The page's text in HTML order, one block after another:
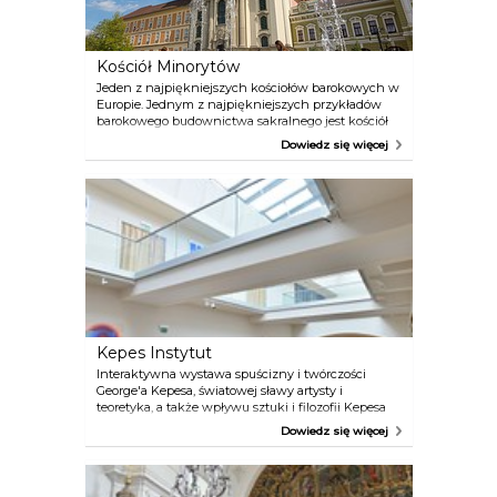
kilometrów.
Kościół Minorytów
Jeden z najpiękniejszych kościołów barokowych w
Europie. Jednym z najpiękniejszych przykładów
barokowego budownictwa sakralnego jest kościół
św. Antoniego Padewskiego, częściej zwany
kościołem Minorytów. Został on w 1771 roku
kościoła był Kilian Ignaz Dientzenhofer, architekt
biskupów z Wiednia.
Dowiedz się więcej
Kepes Instytut
Interaktywna wystawa spuścizny i twórczości
George'a Kepesa, światowej sławy artysty i
teoretyka, a także wpływu sztuki i filozofii Kepesa
na sztukę współczesną, w największej przestrzeni
wystawienniczej sztuki w północnych Węgrzech.
Dowiedz się więcej